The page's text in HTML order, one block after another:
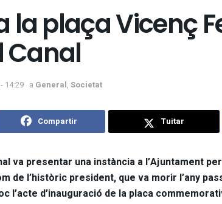
la plaça Vicenç
Canal
14:29 a General,Societat
Compartir Tuitar
va presentar una instància a l’Ajuntament
de l’històric president, que va morir l’any
l’acte d’inauguració de la placa